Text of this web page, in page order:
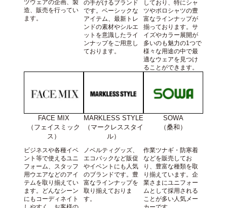
ツウェアの企画、製
造、販売を行ってい
ます。
の手がけるブランド
です。ベーシックな
アイテム、最新トレ
ンドの素材やシルエ
ットを意識したライ
ンナップをご用意し
ております。
しており、特にシャ
ツやポロシャツの豊
富なラインナップが
揃っております。サ
イズやカラー展開が
多いのも魅力の1つで
様々な用途の中で最
適なウェアを見つけ
ることができます。
FACE MIX
（フェイスミック
ス）
ビジネスや各種イベ
ント等で使えるユニ
フォーム、スタッフ
用ウエアなどのアイ
テムを取り揃えてい
ます。どんなシーン
にもコーディネイト
MARKLESS STYLE
（マークレススタイ
ル）
ノベルティグッズ、
エコバックなど販促
やイベントにも人気
のブランドです。豊
富なラインナップを
取り揃えておりま
す。
SOWA
（桑和）
作業ツナギ・防寒着
などを販売してお
り、豊富な種類を取
り揃えています。企
業さまにユニフォー
ムとして採用される
ことが多い人気メー